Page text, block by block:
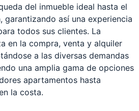
del inmueble ideal hasta el
garantizando así una experiencia
todos sus clientes. La
en la compra, venta y alquiler
a las diversas demandas
una amplia gama de opciones
apartamentos hasta
la costa.